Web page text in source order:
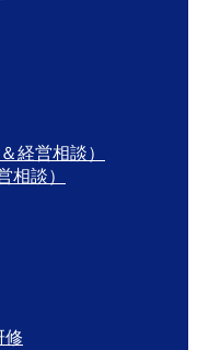
経営相談）
相談）
修